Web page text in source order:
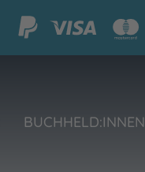
BUCHHELD:INNEN